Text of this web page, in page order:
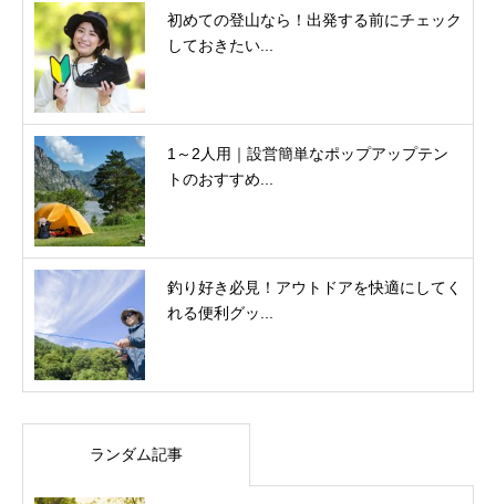
初めての登山なら！出発する前にチェック
しておきたい...
1～2人用｜設営簡単なポップアップテン
トのおすすめ...
釣り好き必見！アウトドアを快適にしてく
れる便利グッ...
ランダム記事